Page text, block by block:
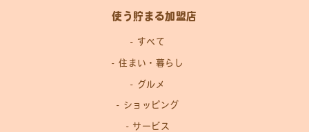
使う貯まる加盟店
すべて
住まい・暮らし
グルメ
ショッピング
サービス